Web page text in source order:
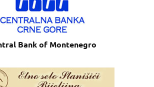
Bank of Montenegro